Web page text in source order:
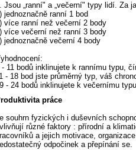
Jsou „ranní" a „večerní" typy lidí. Za
jednoznačně ranní 1 bod
více ranní než večerní 2 body
více večerní než ranní 3 body
jednoznačně večerní 4 body
- 11 bodů inklinujete k rannímu typu,
- 18 bod jste průměrný typ, váš
- 24 bodů inklinujete k večernímu
práce
souhrn fyzických i duševních
různé faktory : přírodní a
a jejich motivace,
odpočinek a přepínání se.